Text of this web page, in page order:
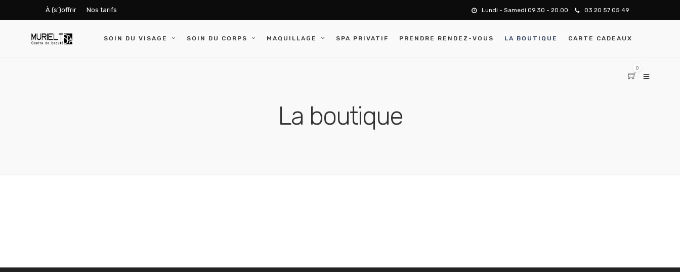
Lundi - Samedi 09.30 - 20.00 03 20 57 05 49
À (s’)offrir Nos tarifs
SOIN DU VISAGE SOIN DU CORPS MAQUILLAGE SPA PRIVATIF PRENDRE RENDEZ-VOUS LA BOUTIQUE CARTE CADEAUX
0
La boutique